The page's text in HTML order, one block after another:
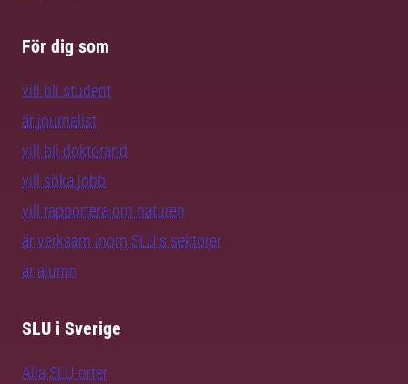
För dig som
vill bli student
är journalist
vill bli doktorand
vill söka jobb
vill rapportera om naturen
är verksam inom SLU:s sektorer
är alumn
SLU i Sverige
Alla SLU-orter